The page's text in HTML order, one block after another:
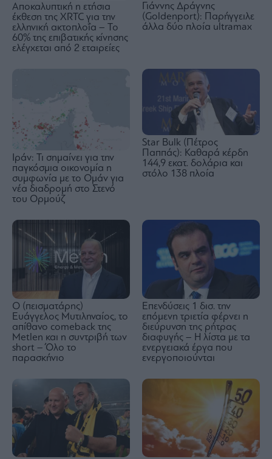
Αποκαλυπτική η ετήσια
έκθεση της XRTC για την
ελληνική ακτοπλοΐα – Το
60% της επιβατικής κίνησης
ελέγχεται από 2 εταιρείες
Γιάννης Δράγνης
(Goldenport): Παρήγγειλε
άλλα δύο πλοία ultramax
Ιράν: Τι σημαίνει για την
παγκόσμια οικονομία η
συμφωνία με το Ομάν για
νέα διαδρομή στο Στενό
του Ορμούζ
Star Bulk (Πέτρος
Παππάς): Καθαρά κέρδη
144,9 εκατ. δολάρια και
στόλο 138 πλοία
Ο (πεισματάρης)
Ευάγγελος Μυτιληναίος, το
απίθανο comeback της
Μetlen και η συντριβή των
short – Όλο το
παρασκήνιο
Επενδύσεις 1 δισ. την
επόμενη τριετία φέρνει η
διεύρυνση της ρήτρας
διαφυγής – Η λίστα με τα
ενεργειακά έργα που
ενεργοποιούνται